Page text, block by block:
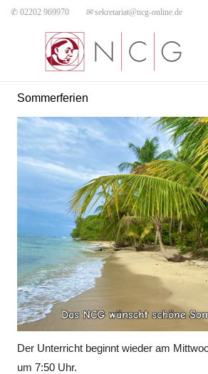
✆ 02202 969970 ✉sekretariat@ncg-online.de
Sommerferien
Der Unterricht beginnt wieder am
um 7:50 Uhr.